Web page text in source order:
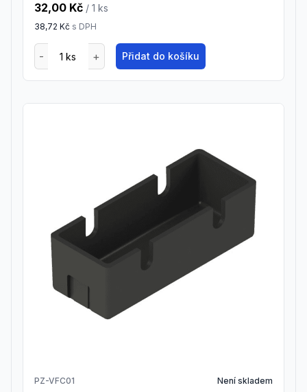
32,00 Kč / 1 ks
38,72 Kč s DPH
Přidat do košíku
PZ-VFC01 Není skladem